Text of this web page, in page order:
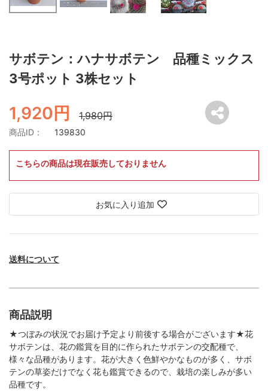
サボテン：ハナサボテン 品種ミックス
3号ポット 3株セット
1,920円 1,980円
商品ID： 139830
こちらの商品は現在販売しておりません
お気に入り追加
送料について
商品説明
★つぼみの状況でお届け予定より前後する場合がございます★花
サボテンは、花の鑑賞を目的に作られたサボテンの交配種で、
様々な品種があります。花が大きく色鮮やかなものが多く、サボ
テンの草姿だけでなく花も鑑賞できるので、栽培の楽しみが多い
品種です。